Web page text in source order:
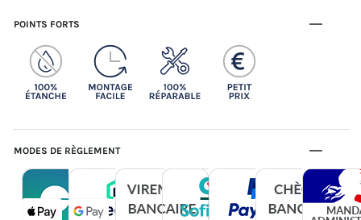
POINTS FORTS
MODES DE RÈGLEMENT